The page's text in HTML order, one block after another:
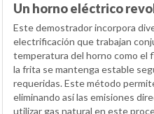
Un horno eléctrico
Este demostrador incorpora
electrificación que trabajan
temperatura del horno como el
la frita se mantenga estable
requeridas. Este método
eliminando así las emisiones
utilizar gas natural en este